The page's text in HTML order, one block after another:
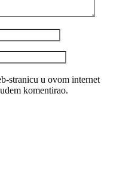
stranicu u ovom internet
komentirao.